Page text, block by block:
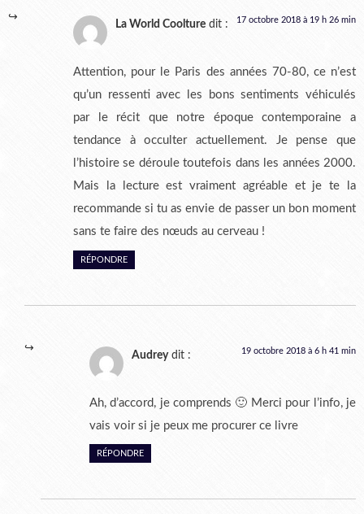
La World Coolture dit : 17 octobre 2018 à 19 h 26 min
Attention, pour le Paris des années 70-80, ce n’est
qu’un ressenti avec les bons sentiments véhiculés
par le récit que notre époque contemporaine a
tendance à occulter actuellement. Je pense que
l’histoire se déroule toutefois dans les années 2000.
Mais la lecture est vraiment agréable et je te la
recommande si tu as envie de passer un bon moment
sans te faire des nœuds au cerveau !
RÉPONDRE
Audrey dit : 19 octobre 2018 à 6 h 41 min
Ah, d’accord, je comprends 🙂 Merci pour l’info, je
vais voir si je peux me procurer ce livre
RÉPONDRE